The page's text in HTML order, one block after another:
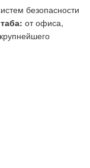
безопасности
от офиса,